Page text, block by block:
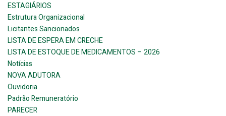
ESTAGIÁRIOS
Estrutura Organizacional
Licitantes Sancionados
LISTA DE ESPERA EM CRECHE
LISTA DE ESTOQUE DE MEDICAMENTOS – 2026
Notícias
NOVA ADUTORA
Ouvidoria
Padrão Remuneratório
PARECER